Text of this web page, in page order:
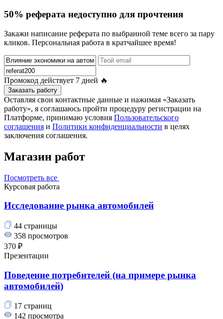
50% реферата недоступно для прочтения
Закажи написание реферата по выбранной теме всего за пару
кликов. Персональная работа в кратчайшее время!
Промокод действует 7 дней 🔥
Заказать работу
Оставляя свои контактные данные и нажимая «Заказать
работу», я соглашаюсь пройти процедуру регистрации на
Платформе, принимаю условия Пользовательского
соглашения и Политики конфиденциальности в целях
заключения соглашения.
Магазин работ
Посмотреть все
Курсовая работа
Исследование рынка автомобилей
44 страницы
358 просмотров
370 ₽
Презентации
Поведение потребителей (на примере рынка
автомобилей)
17 страниц
142 просмотра